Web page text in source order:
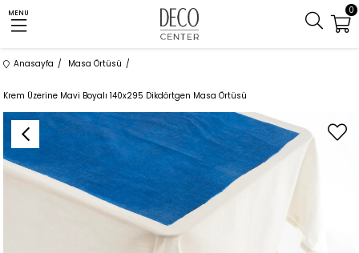
MENU 0
Anasayfa Masa Örtüsü
Krem Üzerine Mavi Boyalı 140x295 Dikdörtgen Masa Örtüsü